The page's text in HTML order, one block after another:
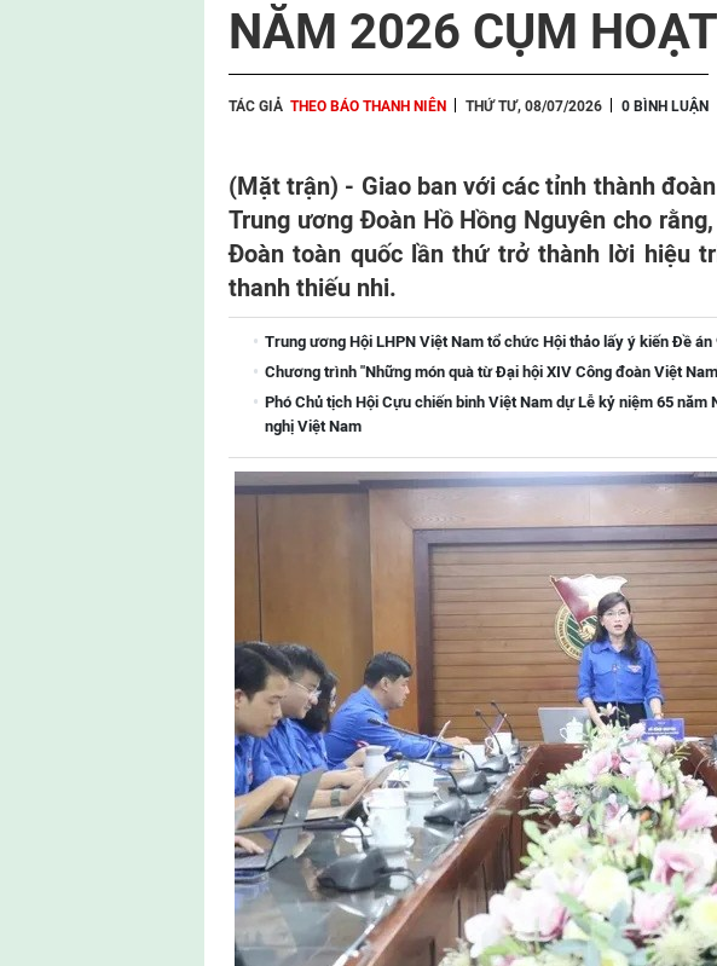
NĂM 2026 CỤM
TÁC GIẢ THEO BÁO THANH NIÊN THỨ TƯ, 08/07/2026 0 BÌNH LUẬN
(Mặt trận) - Giao ban với các tỉnh thành
Trung ương Đoàn Hồ Hồng Nguyên cho
Đoàn toàn quốc lần thứ trở thành lời hiệu
thanh thiếu nhi.
Trung ương Hội LHPN Việt Nam tổ chức Hội thảo lấy ý kiến Đề án
Chương trình "Những món quà từ Đại hội XIV Công đoàn Việt
Phó Chủ tịch Hội Cựu chiến binh Việt Nam dự Lễ kỷ niệm 65 năm
nghị Việt Nam